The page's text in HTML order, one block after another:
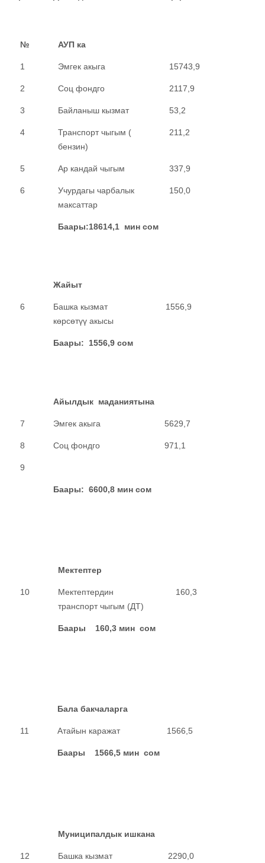
№ АУП ка
1 Эмгек акыга 15743,9
2 Соц фондго 2117,9
3 Байланыш кызмат 53,2
4
Транспорт чыгым (
бензин)
211,2
5 Ар кандай чыгым 337,9
6
Учурдагы чарбалык
максаттар
150,0
Баары:18614,1 мин сом
Жайыт
6
Башка кызмат
көрсөтүү акысы
1556,9
Баары: 1556,9 сом
Айылдык маданиятына
7 Эмгек акыга 5629,7
8 Соц фондго 971,1
9
Баары: 6600,8 мин сом
Мектептер
10
Мектептердин
транспорт чыгым (ДТ)
160,3
Баары 160,3 мин сом
Бала бакчаларга
11 Атайын каражат 1566,5
Баары 1566,5 мин сом
Муниципалдык ишкана
12
Башка кызмат
2290,0